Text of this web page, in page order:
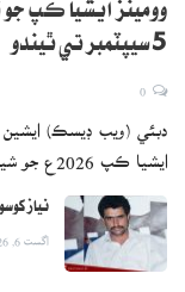
وومينز ايشيا ڪپ جو
5 سيپٽمبر تي ٿيندو
دبئي (ويب ڊيسڪ)
ايشيا ڪپ 2026ع جو شيڊيول جاري ڪري ڇڏيو آهي، جنهن…
نياز
اگست 6, 2026